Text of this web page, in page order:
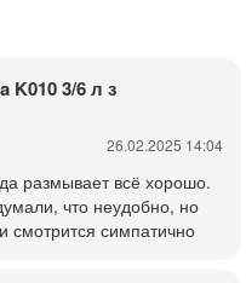
K010 3/6 л з
26.02.2025 14:04
размывает всё хорошо.
что неудобно, но
смотрится симпатично